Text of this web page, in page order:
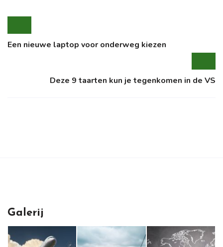
Een nieuwe laptop voor onderweg kiezen
Deze 9 taarten kun je tegenkomen in de VS
Galerij